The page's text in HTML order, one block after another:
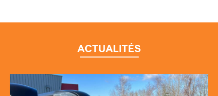
ACTUALITÉS